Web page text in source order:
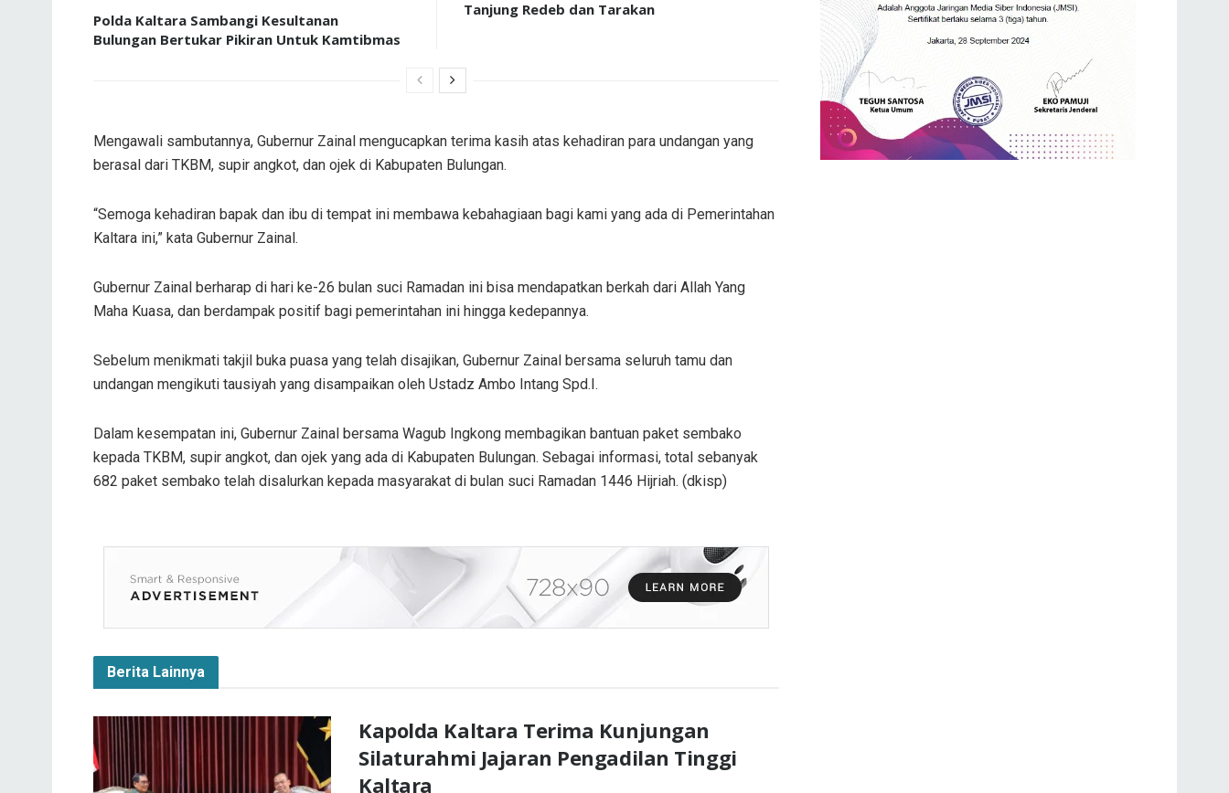
Polda Kaltara Sambangi Kesultanan
Bulungan Bertukar Pikiran Untuk Kamtibmas
Tanjung Redeb dan Tarakan
Mengawali sambutannya, Gubernur Zainal mengucapkan terima kasih atas kehadiran para undangan yang
berasal dari TKBM, supir angkot, dan ojek di Kabupaten Bulungan.
“Semoga kehadiran bapak dan ibu di tempat ini membawa kebahagiaan bagi kami yang ada di Pemerintahan
Kaltara ini,” kata Gubernur Zainal.
Gubernur Zainal berharap di hari ke-26 bulan suci Ramadan ini bisa mendapatkan berkah dari Allah Yang
Maha Kuasa, dan berdampak positif bagi pemerintahan ini hingga kedepannya.
Sebelum menikmati takjil buka puasa yang telah disajikan, Gubernur Zainal bersama seluruh tamu dan
undangan mengikuti tausiyah yang disampaikan oleh Ustadz Ambo Intang Spd.I.
Dalam kesempatan ini, Gubernur Zainal bersama Wagub Ingkong membagikan bantuan paket sembako
kepada TKBM, supir angkot, dan ojek yang ada di Kabupaten Bulungan. Sebagai informasi, total sebanyak
682 paket sembako telah disalurkan kepada masyarakat di bulan suci Ramadan 1446 Hijriah. (dkisp)
Berita Lainnya
Kapolda Kaltara Terima Kunjungan
Silaturahmi Jajaran Pengadilan Tinggi
Kaltara